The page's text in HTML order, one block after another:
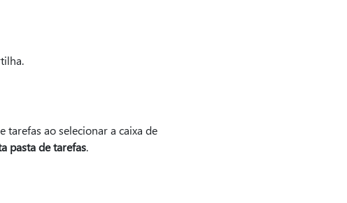
ao selecionar a caixa de
pasta de tarefas.